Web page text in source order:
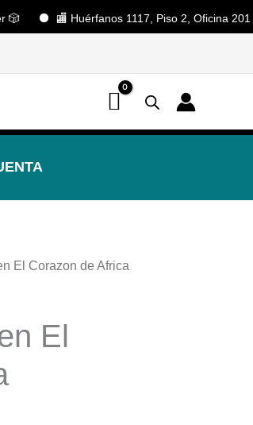
🏬 Huérfanos 1117, Piso 2, Oficina 201,
El Corazon de Africa
El
📢 ¡OFERTAS! 🔥